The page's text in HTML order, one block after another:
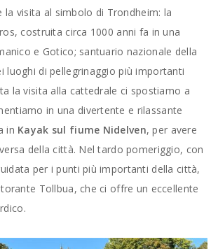
la visita al simbolo di Trondheim: la
costruita circa 1000 anni fa in una
e Gotico; santuario nazionale della
luoghi di pellegrinaggio più importanti
la visita alla cattedrale ci spostiamo a
in una divertente e rilassante
in Kayak sul fiume Nidelven, per avere
della città. Nel tardo pomeriggio, con
per i punti più importanti della città,
Tollbua, che ci offre un eccellente